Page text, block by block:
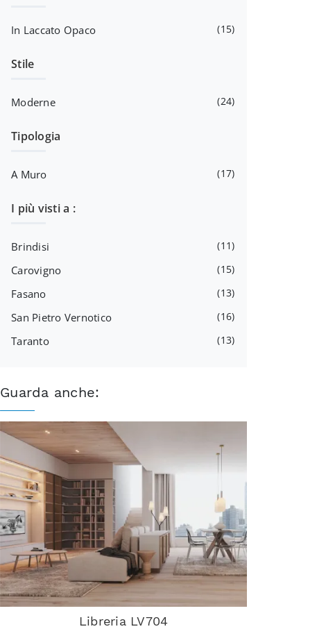
In Laccato Opaco 15
Stile
Moderne 24
Tipologia
A Muro 17
I più visti a :
Brindisi 11
Carovigno 15
Fasano 13
San Pietro Vernotico 16
Taranto 13
Guarda anche:
Libreria LV704